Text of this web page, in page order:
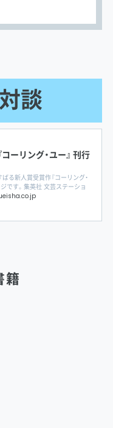
談
ーリング・ユー』 刊行
新人賞受賞作『コーリング・
です。集英社 文芸ステーショ
行本の公式サイトです。新刊の
めない小説、エッセイなどの連
籍